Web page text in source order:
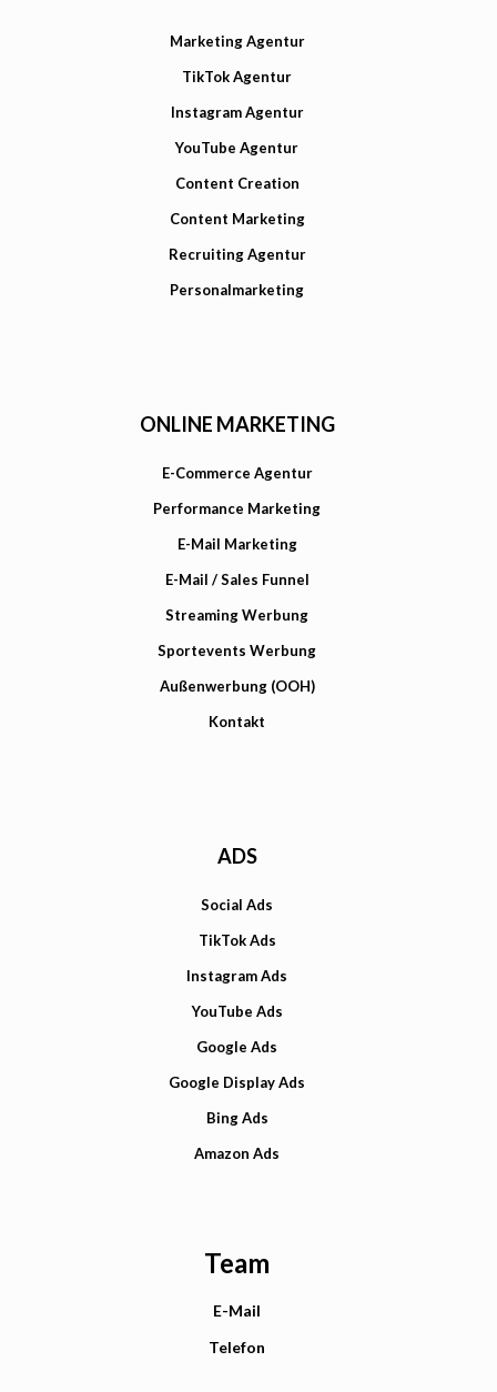
Marketing Agentur
TikTok Agentur
Instagram Agentur
YouTube Agentur
Content Creation
Content Marketing
Recruiting Agentur
Personalmarketing
ONLINE MARKETING
E-Commerce Agentur
Performance Marketing
E-Mail Marketing
E-Mail / Sales Funnel
Streaming Werbung
Sportevents Werbung
Außenwerbung (OOH)
Kontakt
ADS
Social Ads
TikTok Ads
Instagram Ads
YouTube Ads
Google Ads
Google Display Ads
Bing Ads
Amazon Ads
Team
E-Mail
Telefon